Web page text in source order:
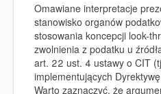
Omawiane interpretacje
stanowisko organów
stosowania koncepcji look-
zwolnienia z podatku u
art. 22 ust. 4 ustawy o CIT
implementujących
Warto zaznaczyć, że